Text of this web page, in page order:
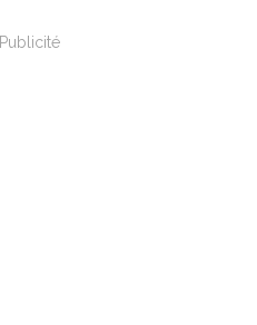
Publicité